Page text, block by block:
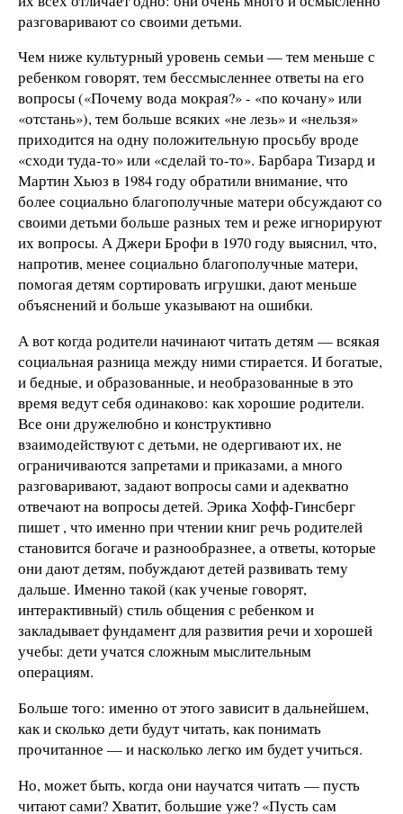
разговаривают со своими детьми.
Чем ниже культурный уровень семьи — тем меньше с
ребенком говорят, тем бессмысленнее ответы на его
вопросы («Почему вода мокрая?» - «по кочану» или
«отстань»), тем больше всяких «не лезь» и «нельзя»
приходится на одну положительную просьбу вроде
«сходи туда-то» или «сделай то-то». Барбара Тизард и
Мартин Хьюз в 1984 году обратили внимание, что
более социально благополучные матери обсуждают со
своими детьми больше разных тем и реже игнорируют
их вопросы. А Джери Брофи в 1970 году выяснил, что,
напротив, менее социально благополучные матери,
помогая детям сортировать игрушки, дают меньше
объяснений и больше указывают на ошибки.
А вот когда родители начинают читать детям — всякая
социальная разница между ними стирается. И богатые,
и бедные, и образованные, и необразованные в это
время ведут себя одинаково: как хорошие родители.
Все они дружелюбно и конструктивно
взаимодействуют с детьми, не одергивают их, не
ограничиваются запретами и приказами, а много
разговаривают, задают вопросы сами и адекватно
отвечают на вопросы детей. Эрика Хофф-Гинсберг
пишет , что именно при чтении книг речь родителей
становится богаче и разнообразнее, а ответы, которые
они дают детям, побуждают детей развивать тему
дальше. Именно такой (как ученые говорят,
интерактивный) стиль общения с ребенком и
закладывает фундамент для развития речи и хорошей
учебы: дети учатся сложным мыслительным
операциям.
Больше того: именно от этого зависит в дальнейшем,
как и сколько дети будут читать, как понимать
прочитанное — и насколько легко им будет учиться.
Но, может быть, когда они научатся читать — пусть
читают сами? Хватит, большие уже? «Пусть сам